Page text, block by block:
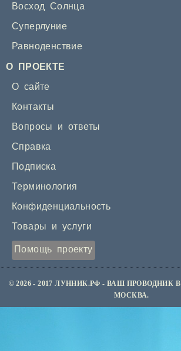
Восход Солнца
Суперлуние
Равноденствие
О ПРОЕКТЕ
О сайте
Контакты
Вопросы и ответы
Справка
Подписка
Терминология
Конфиденциальность
Товары и услуги
Помощь проекту
© 2026 - 2017 ЛУННИК.РФ - ВАШ ПРОВОДНИК
МОСКВА.